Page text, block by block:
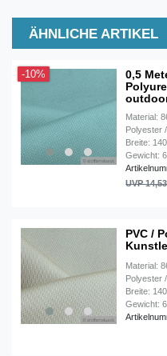
ÄHNLICHE ARTIKEL
-10%
0,5
Material:
Polyester
Breite:
Gewicht:
UVP
PVC /
Material:
Polyester
Breite:
Gewicht: